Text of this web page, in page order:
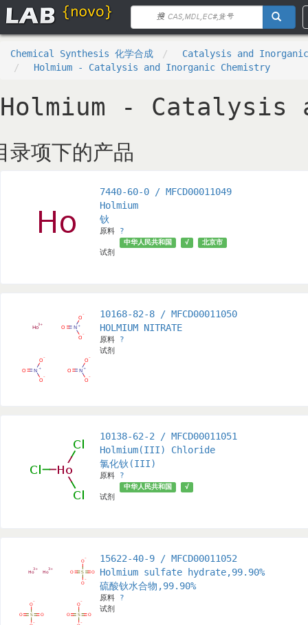
Chemical Synthesis 化学合成
Catalysis and Inorganic
Holmium - Catalysis and Inorganic Chemistry
Holmium - Catalysis
录项下的产品
7440-60-0 / MFCD00011049
Holmium
钬
原料 ?
试剂
中华人民共和国 √ 北京市
10168-82-8 / MFCD00011050
HOLMIUM NITRATE
原料 ?
试剂
10138-62-2 / MFCD00011051
Holmium(III) Chloride
氯化钬(III)
原料 ?
试剂
中华人民共和国 √
15622-40-9 / MFCD00011052
Holmium sulfate hydrate,99.90%
硫酸钬水合物,99.90%
原料 ?
试剂